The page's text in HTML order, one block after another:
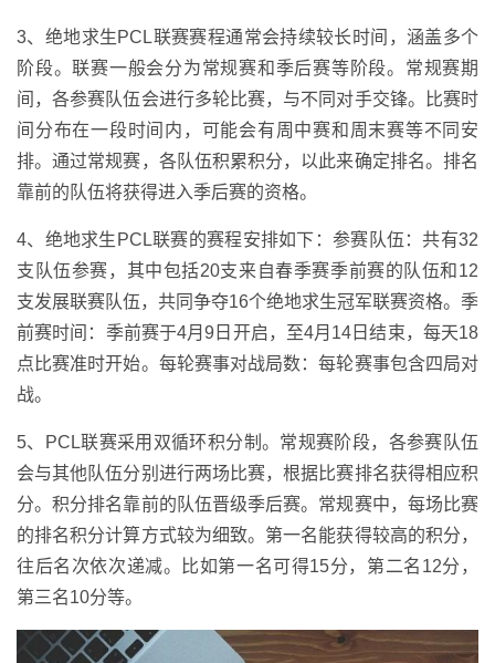
3、绝地求生PCL联赛赛程通常会持续较长时间，涵盖多个
阶段。联赛一般会分为常规赛和季后赛等阶段。常规赛期
间，各参赛队伍会进行多轮比赛，与不同对手交锋。比赛时
间分布在一段时间内，可能会有周中赛和周末赛等不同安
排。通过常规赛，各队伍积累积分，以此来确定排名。排名
靠前的队伍将获得进入季后赛的资格。
4、绝地求生PCL联赛的赛程安排如下：参赛队伍：共有32
支队伍参赛，其中包括20支来自春季赛季前赛的队伍和12
支发展联赛队伍，共同争夺16个绝地求生冠军联赛资格。季
前赛时间：季前赛于4月9日开启，至4月14日结束，每天18
点比赛准时开始。每轮赛事对战局数：每轮赛事包含四局对
战。
5、PCL联赛采用双循环积分制。常规赛阶段，各参赛队伍
会与其他队伍分别进行两场比赛，根据比赛排名获得相应积
分。积分排名靠前的队伍晋级季后赛。常规赛中，每场比赛
的排名积分计算方式较为细致。第一名能获得较高的积分，
往后名次依次递减。比如第一名可得15分，第二名12分，
第三名10分等。